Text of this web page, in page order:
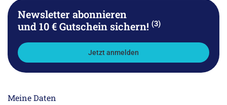
Newsletter abonnieren
und 10 € Gutschein sichern! (3)
Jetzt anmelden
Meine Daten